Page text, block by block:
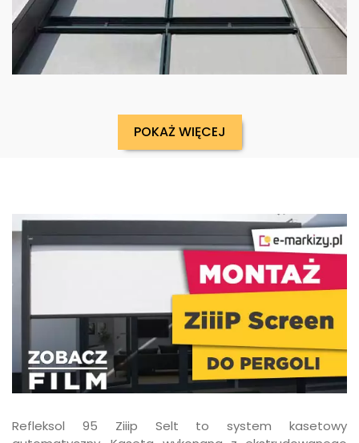
POKAŻ WIĘCEJ
Refleksol 95 Ziiip Selt to system kasetowy